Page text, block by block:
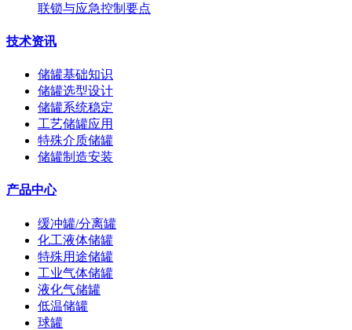
联锁与应急控制要点
技术资讯
储罐基础知识
储罐选型设计
储罐系统稳定
工艺储罐应用
特殊介质储罐
储罐制造安装
产品中心
缓冲罐/分离罐
化工液体储罐
特殊用途储罐
工业气体储罐
液化气储罐
低温储罐
球罐